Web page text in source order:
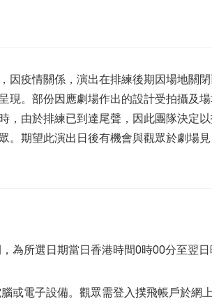
因疫情關係，演出在排練後期因場地關
現。部份因應劇場作出的設計受拍攝及
，由於排練已到達尾聲，因此團隊決定
。期望此演出日後有機會與觀眾於劇場見
為所選日期當日香港時間0時00分至翌
或電子設備。觀眾需登入撲飛帳戶於網